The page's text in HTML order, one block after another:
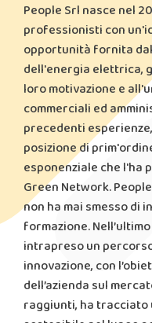
People Srl nasce nel
professionisti con
opportunità fornita
dell'energia elettrica,
loro motivazione e
commerciali ed
precedenti
posizione di
esponenziale che l'ha
Green Network.
non ha mai smesso di
formazione.
intrapreso un
innovazione, con
dell’azienda sul
raggiunti, ha